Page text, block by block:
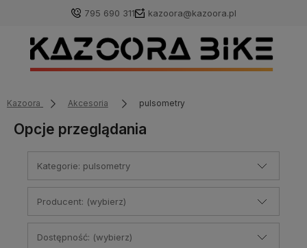
795 690 311 kazoora@kazoora.pl
Kazoora Akcesoria pulsometry
Opcje przeglądania
Kategorie: pulsometry
Producent: (wybierz)
Dostępność: (wybierz)